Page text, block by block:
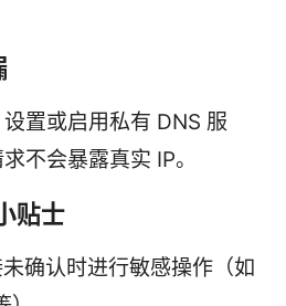
置或启用私有 DNS 服
不会暴露真实 IP。
贴士
确认时进行敏感操作（如